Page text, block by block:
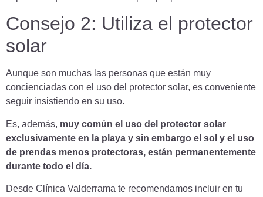
Consejo 2: Utiliza el protector
solar
Aunque son muchas las personas que están muy
concienciadas con el uso del protector solar, es conveniente
seguir insistiendo en su uso.
Es, además, muy común el uso del protector solar
exclusivamente en la playa y sin embargo el sol y el uso
de prendas menos protectoras, están permanentemente
durante todo el día.
Desde Clínica Valderrama te recomendamos incluir en tu